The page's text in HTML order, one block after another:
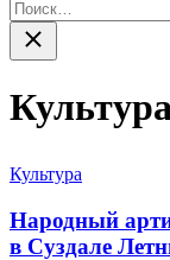
Найти:
Закрыть
поиск
Категории
Культура
Народный
в Суздале